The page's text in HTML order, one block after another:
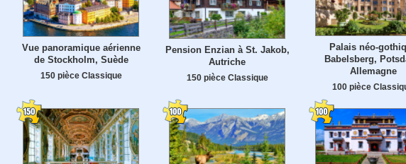
Vue panoramique aérienne
de Stockholm, Suède
150 pièce Classique
Pension Enzian à St. Jakob,
Autriche
150 pièce Classique
Palais néo-
Babelsberg,
Allemagne
100 pièce